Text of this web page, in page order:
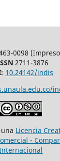
0098
2711-3876
10.24142/indis
Licencia
-